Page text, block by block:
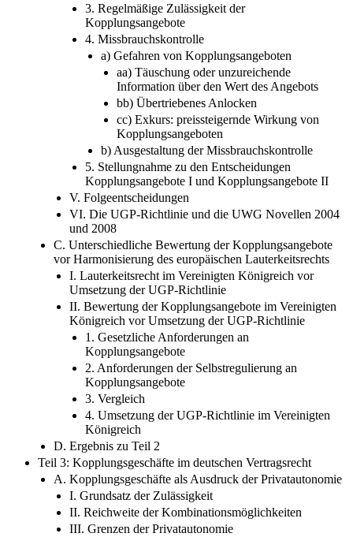
3. Regelmäßige Zulässigkeit der
Kopplungsangebote
4. Missbrauchskontrolle
a) Gefahren von Kopplungsangeboten
aa) Täuschung oder unzureichende
Information über den Wert des Angebots
bb) Übertriebenes Anlocken
cc) Exkurs: preissteigernde Wirkung von
Kopplungsangeboten
b) Ausgestaltung der Missbrauchskontrolle
5. Stellungnahme zu den Entscheidungen
Kopplungsangebote I und Kopplungsangebote II
V. Folgeentscheidungen
VI. Die UGP-Richtlinie und die UWG Novellen 2004
und 2008
C. Unterschiedliche Bewertung der Kopplungsangebote
vor Harmonisierung des europäischen Lauterkeitsrechts
I. Lauterkeitsrecht im Vereinigten Königreich vor
Umsetzung der UGP-Richtlinie
II. Bewertung der Kopplungsangebote im Vereinigten
Königreich vor Umsetzung der UGP-Richtlinie
1. Gesetzliche Anforderungen an
Kopplungsangebote
2. Anforderungen der Selbstregulierung an
Kopplungsangebote
3. Vergleich
4. Umsetzung der UGP-Richtlinie im Vereinigten
Königreich
D. Ergebnis zu Teil 2
Teil 3: Kopplungsgeschäfte im deutschen Vertragsrecht
A. Kopplungsgeschäfte als Ausdruck der Privatautonomie
I. Grundsatz der Zulässigkeit
II. Reichweite der Kombinationsmöglichkeiten
III. Grenzen der Privatautonomie